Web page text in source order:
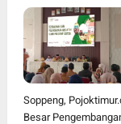
Soppeng,
Besar